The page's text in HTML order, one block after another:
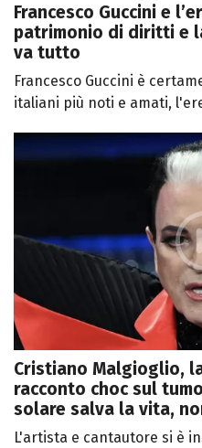
Francesco Guccini e
patrimonio di diritti e
va tutto
Francesco Guccini è
italiani più noti e amati,
Cristiano Malgioglio,
racconto choc sul
solare salva la vita,
L'artista e cantautore si è